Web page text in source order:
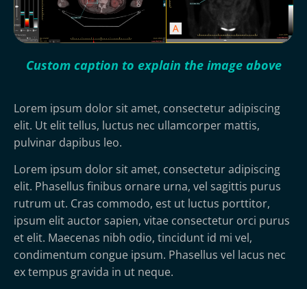
Custom caption to explain the image above
Lorem ipsum dolor sit amet, consectetur adipiscing
elit. Ut elit tellus, luctus nec ullamcorper mattis,
pulvinar dapibus leo.
Lorem ipsum dolor sit amet, consectetur adipiscing
elit. Phasellus finibus ornare urna, vel sagittis purus
rutrum ut. Cras commodo, est ut luctus porttitor,
ipsum elit auctor sapien, vitae consectetur orci purus
et elit. Maecenas nibh odio, tincidunt id mi vel,
condimentum congue ipsum. Phasellus vel lacus nec
ex tempus gravida in ut neque.